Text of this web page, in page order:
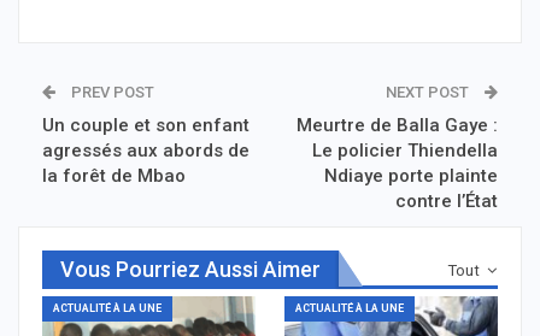
PREV POST
Un couple et son enfant
agressés aux abords de
la forêt de Mbao
NEXT POST
Meurtre de Balla Gaye :
Le policier Thiendella
Ndiaye porte plainte
contre l’État
Tout
Vous Pourriez Aussi Aimer
ACTUALITÉ À LA UNE ACTUALITÉ À LA UNE